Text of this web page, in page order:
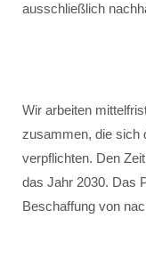
ausschließlich
Wir arbeiten
zusammen, die sich
verpflichten. Den
das Jahr 2030. Das
Beschaffung von